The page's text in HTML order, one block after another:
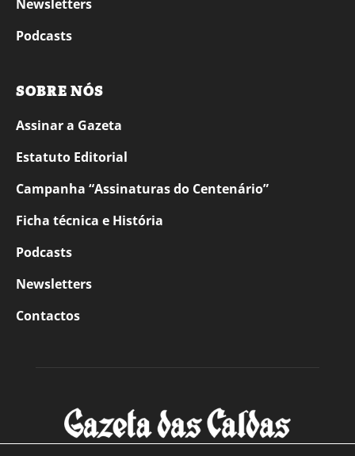
Newsletters
Podcasts
SOBRE NÓS
Assinar a Gazeta
Estatuto Editorial
Campanha “Assinaturas do Centenário”
Ficha técnica e História
Podcasts
Newsletters
Contactos